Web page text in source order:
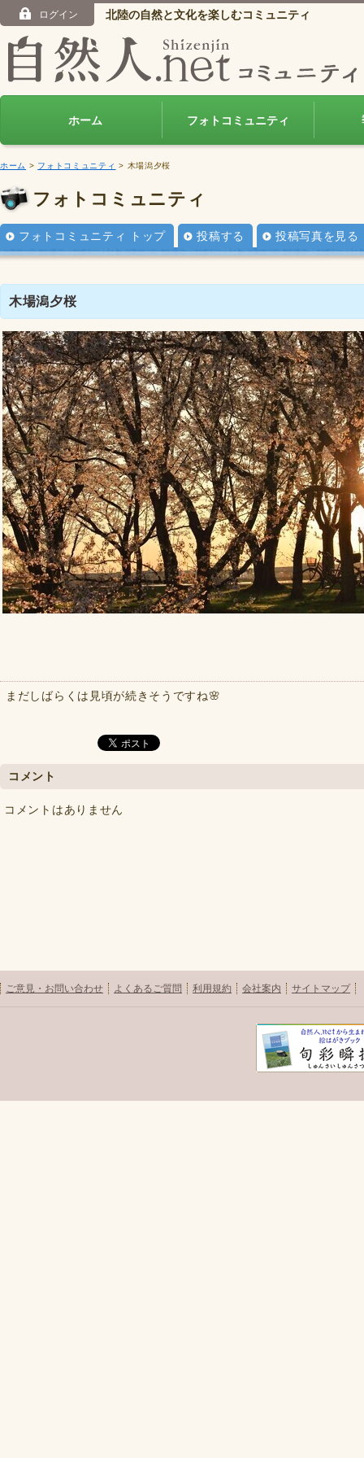
ログイン 北陸の自然と文化を楽しむコミュニティ
ホーム フォトコミュニティ
ホーム > フォトコミュニティ > 木場潟夕桜
フォトコミュニティ
フォトコミュニティ トップ 投稿する 投稿写真を見る
木場潟夕桜
まだしばらくは見頃が続きそうですね🌸
コメント
コメントはありません
ご意見・お問い合わせ よくあるご質問 利用規約 会社案内 サイトマップ